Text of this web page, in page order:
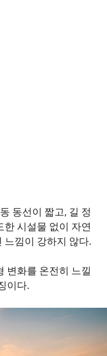
동선이 짧고, 길 정
시설물 없이 자연
느낌이 강하지 않다.
변화를 온전히 느낄
이다.